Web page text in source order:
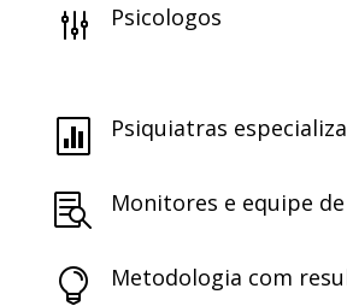
g Psicologos
 Psiquiatras
 Monitores e equipe
 Metodologia com